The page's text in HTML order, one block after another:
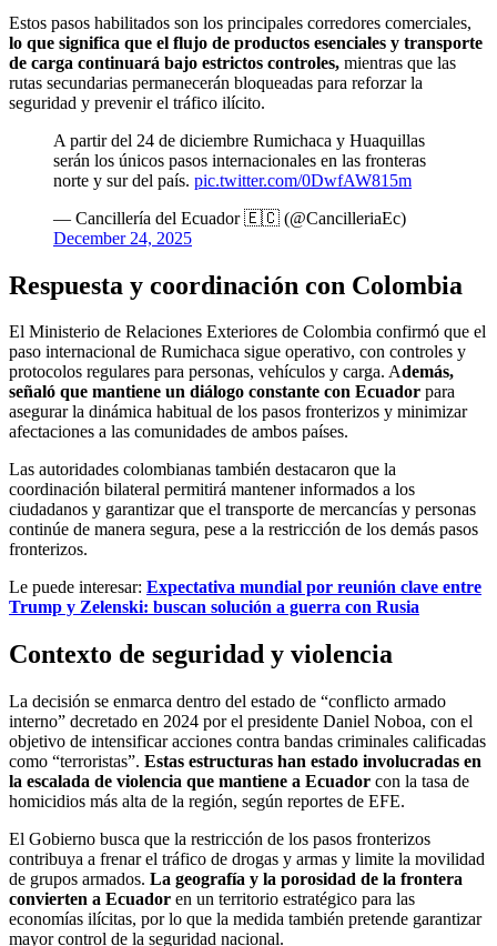
Estos pasos habilitados son los principales corredores comerciales,
lo que significa que el flujo de productos esenciales y transporte
de carga continuará bajo estrictos controles, mientras que las
rutas secundarias permanecerán bloqueadas para reforzar la
seguridad y prevenir el tráfico ilícito.
A partir del 24 de diciembre Rumichaca y Huaquillas
serán los únicos pasos internacionales en las fronteras
norte y sur del país. pic.twitter.com/0DwfAW815m
— Cancillería del Ecuador 🇪🇨 (@CancilleriaEc)
December 24, 2025
Respuesta y coordinación con Colombia
El Ministerio de Relaciones Exteriores de Colombia confirmó que el
paso internacional de Rumichaca sigue operativo, con controles y
protocolos regulares para personas, vehículos y carga. Además,
señaló que mantiene un diálogo constante con Ecuador para
asegurar la dinámica habitual de los pasos fronterizos y minimizar
afectaciones a las comunidades de ambos países.
Las autoridades colombianas también destacaron que la
coordinación bilateral permitirá mantener informados a los
ciudadanos y garantizar que el transporte de mercancías y personas
continúe de manera segura, pese a la restricción de los demás pasos
fronterizos.
Le puede interesar: Expectativa mundial por reunión clave entre
Trump y Zelenski: buscan solución a guerra con Rusia
Contexto de seguridad y violencia
La decisión se enmarca dentro del estado de “conflicto armado
interno” decretado en 2024 por el presidente Daniel Noboa, con el
objetivo de intensificar acciones contra bandas criminales calificadas
como “terroristas”. Estas estructuras han estado involucradas en
la escalada de violencia que mantiene a Ecuador con la tasa de
homicidios más alta de la región, según reportes de EFE.
El Gobierno busca que la restricción de los pasos fronterizos
contribuya a frenar el tráfico de drogas y armas y limite la movilidad
de grupos armados. La geografía y la porosidad de la frontera
convierten a Ecuador en un territorio estratégico para las
economías ilícitas, por lo que la medida también pretende garantizar
mayor control de la seguridad nacional.